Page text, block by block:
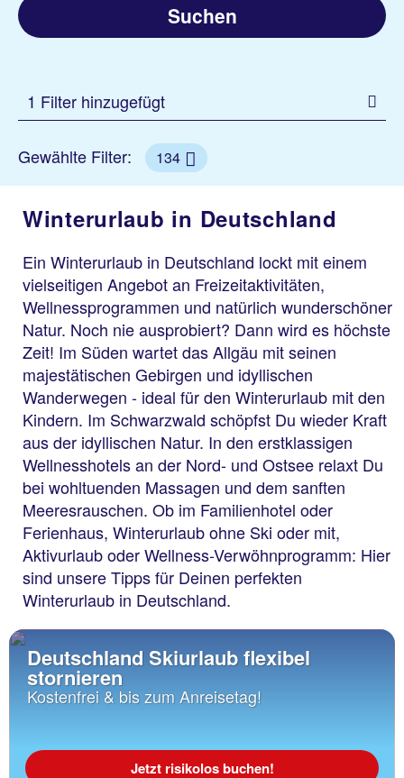
Suchen
1 Filter hinzugefügt
Gewählte Filter: 134
Winterurlaub in Deutschland
Ein Winterurlaub in Deutschland lockt mit einem
vielseitigen Angebot an Freizeitaktivitäten,
Wellnessprogrammen und natürlich wunderschöner
Natur. Noch nie ausprobiert? Dann wird es höchste
Zeit! Im Süden wartet das Allgäu mit seinen
majestätischen Gebirgen und idyllischen
Wanderwegen - ideal für den Winterurlaub mit den
Kindern. Im Schwarzwald schöpfst Du wieder Kraft
aus der idyllischen Natur. In den erstklassigen
Wellnesshotels an der Nord- und Ostsee relaxt Du
bei wohltuenden Massagen und dem sanften
Meeresrauschen. Ob im Familienhotel oder
Ferienhaus, Winterurlaub ohne Ski oder mit,
Aktivurlaub oder Wellness-Verwöhnprogramm: Hier
sind unsere Tipps für Deinen perfekten
Winterurlaub in Deutschland.
Deutschland Skiurlaub flexibel
stornieren
Kostenfrei & bis zum Anreisetag!
Jetzt risikolos buchen!